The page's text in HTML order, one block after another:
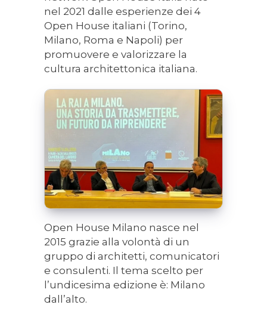
nel 2021 dalle esperienze dei 4
Open House italiani (Torino,
Milano, Roma e Napoli) per
promuovere e valorizzare la
cultura architettonica italiana.
Open House Milano nasce nel
2015 grazie alla volontà di un
gruppo di architetti, comunicatori
e consulenti. Il tema scelto per
l’undicesima edizione è: Milano
dall’alto.